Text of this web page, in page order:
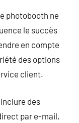
photobooth ne
le succès
en compte
des options
client.
des
par e-mail,